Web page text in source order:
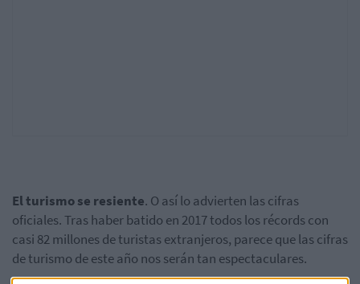
El turismo se resiente. O así lo advierten las cifras
oficiales. Tras haber batido en 2017 todos los récords con
casi 82 millones de turistas extranjeros, parece que las cifras
de turismo de este año nos serán tan espectaculares.